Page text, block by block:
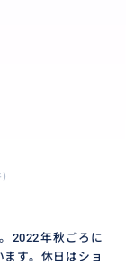
)
2022年秋ごろに
す。休日はショ